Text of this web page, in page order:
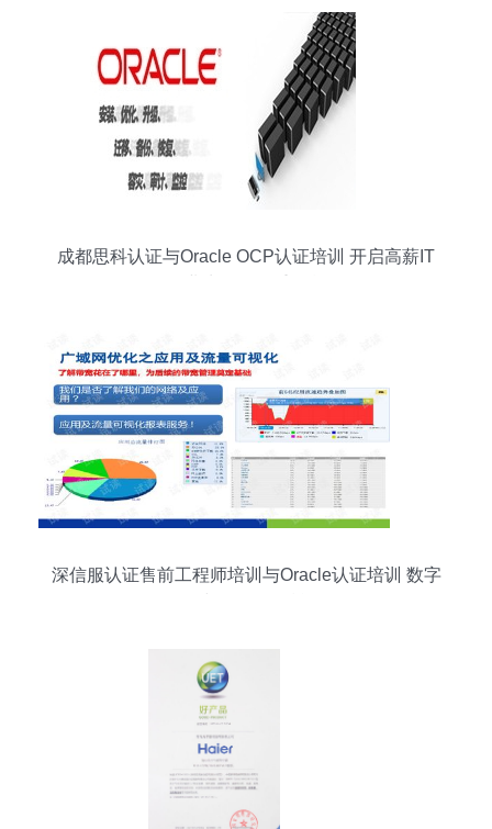
成都思科认证与Oracle OCP认证培训 开启高薪IT
深信服认证售前工程师培训与Oracle认证培训 数字